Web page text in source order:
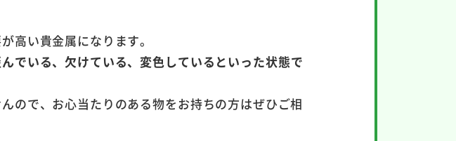
高い貴金属になります。
でいる、欠けている、変色しているといった状態で
ので、お心当たりのある物をお持ちの方はぜひご相